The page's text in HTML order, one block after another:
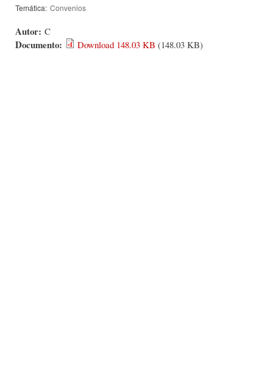
Temática: Convenios
Autor: C
Documento: Download 148.03 KB (148.03 KB)